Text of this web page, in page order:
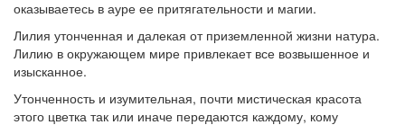
оказываетесь в ауре ее притягательности и магии.
Лилия утонченная и далекая от приземленной жизни натура.
Лилию в окружающем мире привлекает все возвышенное и
изысканное.
Утонченность и изумительная, почти мистическая красота
этого цветка так или иначе передаются каждому, кому